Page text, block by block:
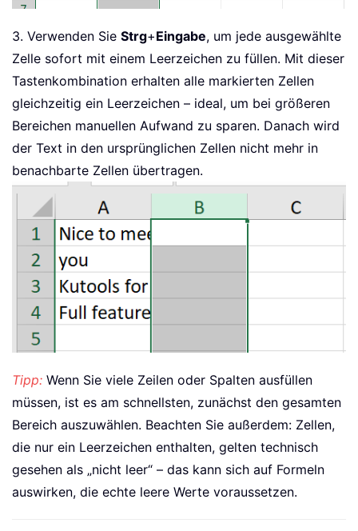
3. Verwenden Sie Strg+Eingabe, um jede ausgewählte
Zelle sofort mit einem Leerzeichen zu füllen. Mit dieser
Tastenkombination erhalten alle markierten Zellen
gleichzeitig ein Leerzeichen – ideal, um bei größeren
Bereichen manuellen Aufwand zu sparen. Danach wird
der Text in den ursprünglichen Zellen nicht mehr in
benachbarte Zellen übertragen.
Tipp: Wenn Sie viele Zeilen oder Spalten ausfüllen
müssen, ist es am schnellsten, zunächst den gesamten
Bereich auszuwählen. Beachten Sie außerdem: Zellen,
die nur ein Leerzeichen enthalten, gelten technisch
gesehen als „nicht leer“ – das kann sich auf Formeln
auswirken, die echte leere Werte voraussetzen.